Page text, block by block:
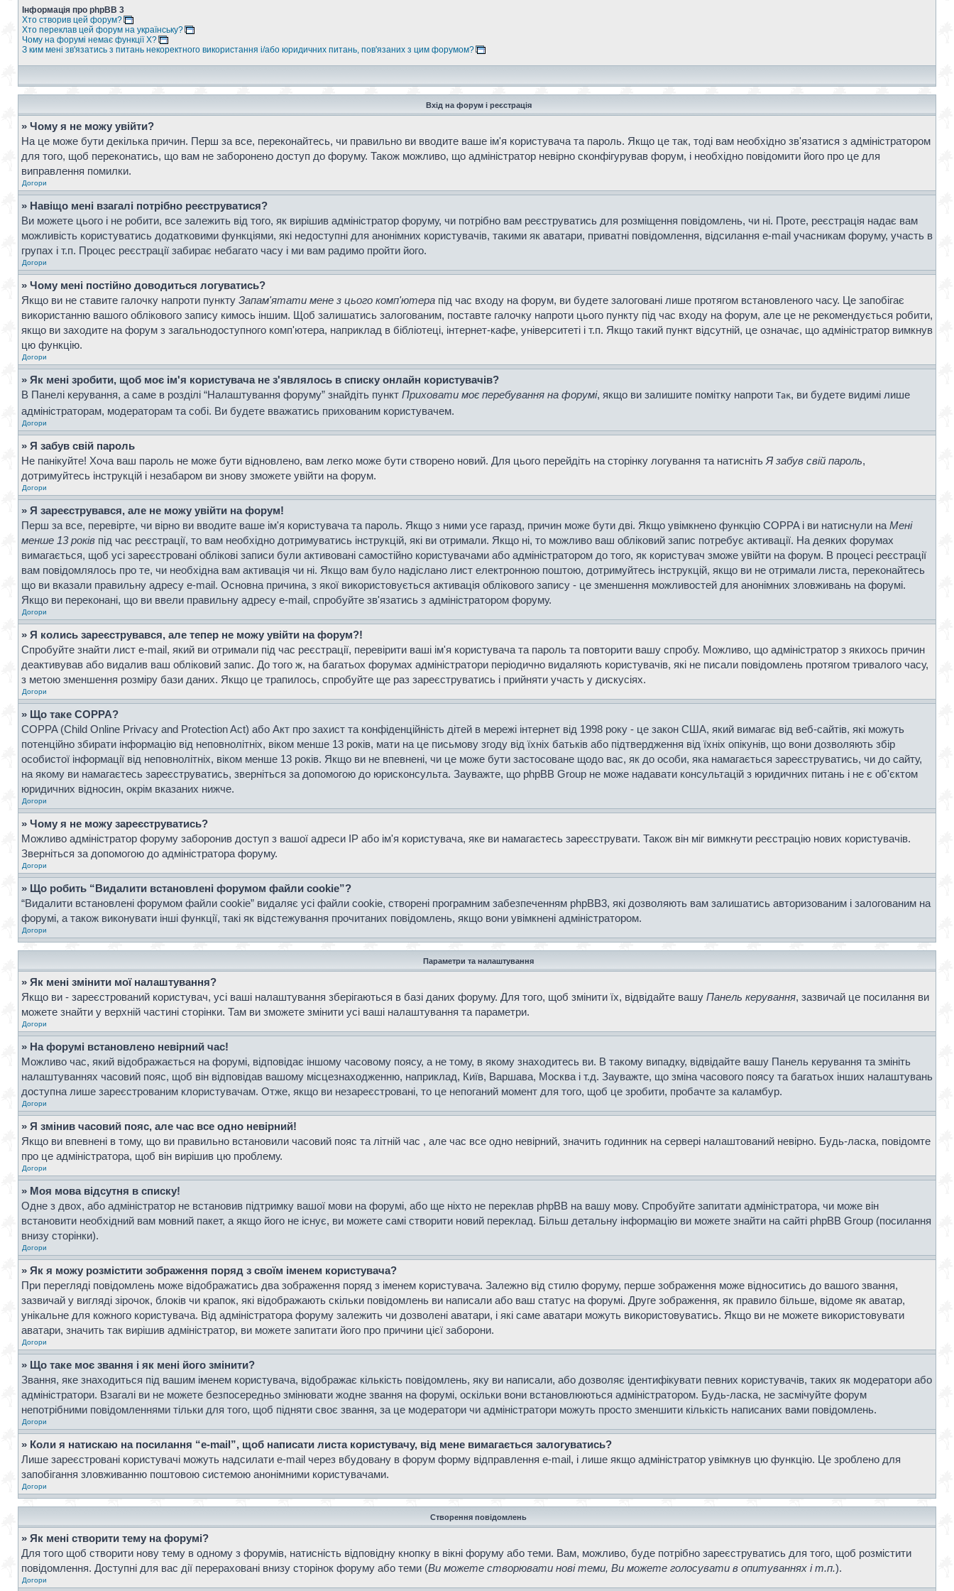
Інформація про phpBB 3
Хто створив цей форум?
Хто переклав цей форум на українську?
Чому на форумі немає функції X?
З ким мені зв'язатись з питань некоректного використання і/або юридичних питань, пов'язаних з цим форумом?
Вхід на форум і реєстрація
» Чому я не можу увійти?
На це може бути декілька причин. Перш за все, переконайтесь, чи правильно ви вводите ваше ім'я користувача та пароль. Якщо це так, тоді вам необхідно зв'язатися з адміністратором
для того, щоб переконатись, що вам не заборонено доступ до форуму. Також можливо, що адміністратор невірно сконфігурував форум, і необхідно повідомити його про це для
виправлення помилки.
Догори
» Навіщо мені взагалі потрібно реєструватися?
Ви можете цього і не робити, все залежить від того, як вирішив адміністратор форуму, чи потрібно вам реєструватись для розміщення повідомлень, чи ні. Проте, реєстрація надає вам
можливість користуватись додатковими функціями, які недоступні для анонімних користувачів, такими як аватари, приватні повідомлення, відсилання e-mail учасникам форуму, участь в
групах і т.п. Процес реєстрації забирає небагато часу і ми вам радимо пройти його.
Догори
» Чому мені постійно доводиться логуватись?
Якщо ви не ставите галочку напроти пункту Запам'ятати мене з цього комп'ютера під час входу на форум, ви будете залоговані лише протягом встановленого часу. Це запобігає
використанню вашого облікового запису кимось іншим. Щоб залишатись залогованим, поставте галочку напроти цього пункту під час входу на форум, але це не рекомендується робити,
якщо ви заходите на форум з загальнодоступного комп'ютера, наприклад в бібліотеці, інтернет-кафе, університеті і т.п. Якщо такий пункт відсутній, це означає, що адміністратор вимкнув
цю функцію.
Догори
» Як мені зробити, щоб моє ім'я користувача не з'являлось в списку онлайн користувачів?
В Панелі керування, а саме в розділі “Налаштування форуму” знайдіть пункт Приховати моє перебування на форумі, якщо ви залишите помітку напроти Так, ви будете видимі лише
адміністраторам, модераторам та собі. Ви будете вважатись прихованим користувачем.
Догори
» Я забув свій пароль
Не панікуйте! Хоча ваш пароль не може бути відновлено, вам легко може бути створено новий. Для цього перейдіть на сторінку логування та натисніть Я забув свій пароль,
дотримуйтесь інструкцій і незабаром ви знову зможете увійти на форум.
Догори
» Я зареєструвався, але не можу увійти на форум!
Перш за все, перевірте, чи вірно ви вводите ваше ім'я користувача та пароль. Якщо з ними усе гаразд, причин може бути дві. Якщо увімкнено функцію COPPA і ви натиснули на Мені
менше 13 років під час реєстрації, то вам необхідно дотримуватись інструкцій, які ви отримали. Якщо ні, то можливо ваш обліковий запис потребує активації. На деяких форумах
вимагається, щоб усі зареєстровані облікові записи були активовані самостійно користувачами або адміністратором до того, як користувач зможе увійти на форум. В процесі реєстрації
вам повідомлялось про те, чи необхідна вам активація чи ні. Якщо вам було надіслано лист електронною поштою, дотримуйтесь інструкцій, якщо ви не отримали листа, переконайтесь
що ви вказали правильну адресу e-mail. Основна причина, з якої використовується активація облікового запису - це зменшення можливостей для анонімних зловживань на форумі.
Якщо ви переконані, що ви ввели правильну адресу e-mail, спробуйте зв'язатись з адміністратором форуму.
Догори
» Я колись зареєструвався, але тепер не можу увійти на форум?!
Спробуйте знайти лист e-mail, який ви отримали під час реєстрації, перевірити ваші ім'я користувача та пароль та повторити вашу спробу. Можливо, що адміністратор з якихось причин
деактивував або видалив ваш обліковий запис. До того ж, на багатьох форумах адміністратори періодично видаляють користувачів, які не писали повідомлень протягом тривалого часу,
з метою зменшення розміру бази даних. Якщо це трапилось, спробуйте ще раз зареєструватись і прийняти участь у дискусіях.
Догори
» Що таке COPPA?
COPPA (Child Online Privacy and Protection Act) або Акт про захист та конфіденційність дітей в мережі інтернет від 1998 року - це закон США, який вимагає від веб-сайтів, які можуть
потенційно збирати інформацію від неповнолітніх, віком менше 13 років, мати на це письмову згоду від їхніх батьків або підтвердження від їхніх опікунів, що вони дозволяють збір
особистої інформації від неповнолітніх, віком менше 13 років. Якщо ви не впевнені, чи це може бути застосоване щодо вас, як до особи, яка намагається зареєструватись, чи до сайту,
на якому ви намагаєтесь зареєструватись, зверніться за допомогою до юрисконсульта. Зауважте, що phpBB Group не може надавати консультацій з юридичних питань і не є об'єктом
юридичних відносин, окрім вказаних нижче.
Догори
» Чому я не можу зареєструватись?
Можливо адміністратор форуму заборонив доступ з вашої адреси IP або ім'я користувача, яке ви намагаєтесь зареєструвати. Також він міг вимкнути реєстрацію нових користувачів.
Зверніться за допомогою до адміністратора форуму.
Догори
» Що робить “Видалити встановлені форумом файли cookie”?
“Видалити встановлені форумом файли cookie” видаляє усі файли cookie, створені програмним забезпеченням phpBB3, які дозволяють вам залишатись авторизованим і залогованим на
форумі, а також виконувати інші функції, такі як відстежування прочитаних повідомлень, якщо вони увімкнені адміністратором.
Догори
Параметри та налаштування
» Як мені змінити мої налаштування?
Якщо ви - зареєстрований користувач, усі ваші налаштування зберігаються в базі даних форуму. Для того, щоб змінити їх, відвідайте вашу Панель керування, зазвичай це посилання ви
можете знайти у верхній частині сторінки. Там ви зможете змінити усі ваші налаштування та параметри.
Догори
» На форумі встановлено невірний час!
Можливо час, який відображається на форумі, відповідає іншому часовому поясу, а не тому, в якому знаходитесь ви. В такому випадку, відвідайте вашу Панель керування та змініть
налаштуваннях часовий пояс, щоб він відповідав вашому місцезнаходженню, наприклад, Київ, Варшава, Москва і т.д. Зауважте, що зміна часового поясу та багатьох інших налаштувань
доступна лише зареєстрованим клористувачам. Отже, якщо ви незареєстровані, то це непоганий момент для того, щоб це зробити, пробачте за каламбур.
Догори
» Я змінив часовий пояс, але час все одно невірний!
Якщо ви впевнені в тому, що ви правильно встановили часовий пояс та літній час , але час все одно невірний, значить годинник на сервері налаштований невірно. Будь-ласка, повідомте
про це адміністратора, щоб він вирішив цю проблему.
Догори
» Моя мова відсутня в списку!
Одне з двох, або адміністратор не встановив підтримку вашої мови на форумі, або ще ніхто не переклав phpBB на вашу мову. Спробуйте запитати адміністратора, чи може він
встановити необхідний вам мовний пакет, а якщо його не існує, ви можете самі створити новий переклад. Більш детальну інформацію ви можете знайти на сайті phpBB Group (посилання
внизу сторінки).
Догори
» Як я можу розмістити зображення поряд з своїм іменем користувача?
При перегляді повідомлень може відображатись два зображення поряд з іменем користувача. Залежно від стилю форуму, перше зображення може відноситись до вашого звання,
зазвичай у вигляді зірочок, блоків чи крапок, які відображають скільки повідомлень ви написали або ваш статус на форумі. Друге зображення, як правило більше, відоме як аватар,
унікальне для кожного користувача. Від адміністратора форуму залежить чи дозволені аватари, і які саме аватари можуть використовуватись. Якщо ви не можете використовувати
аватари, значить так вирішив адміністратор, ви можете запитати його про причини цієї заборони.
Догори
» Що таке моє звання і як мені його змінити?
Звання, яке знаходиться під вашим іменем користувача, відображає кількість повідомлень, яку ви написали, або дозволяє ідентифікувати певних користувачів, таких як модератори або
адміністратори. Взагалі ви не можете безпосередньо змінювати жодне звання на форумі, оскільки вони встановлюються адміністратором. Будь-ласка, не засмічуйте форум
непотрібними повідомленнями тільки для того, щоб підняти своє звання, за це модератори чи адміністратори можуть просто зменшити кількість написаних вами повідомлень.
Догори
» Коли я натискаю на посилання “e-mail”, щоб написати листа користувачу, від мене вимагається залогуватись?
Лише зареєстровані користувачі можуть надсилати e-mail через вбудовану в форум форму відправлення e-mail, і лише якщо адміністратор увімкнув цю функцію. Це зроблено для
запобігання зловживанню поштовою системою анонімними користувачами.
Догори
Створення повідомлень
» Як мені створити тему на форумі?
Для того щоб створити нову тему в одному з форумів, натисність відповідну кнопку в вікні форуму або теми. Вам, можливо, буде потрібно зареєструватись для того, щоб розмістити
повідомлення. Доступні для вас дії перераховані внизу сторінок форуму або теми (Ви можете створювати нові теми, Ви можете голосувати в опитуваннях і т.п.).
Догори